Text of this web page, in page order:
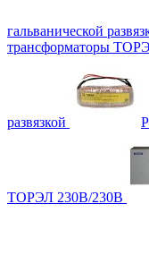
гальванической
трансформаторы
развязкой
ТОРЭЛ 230В/230В